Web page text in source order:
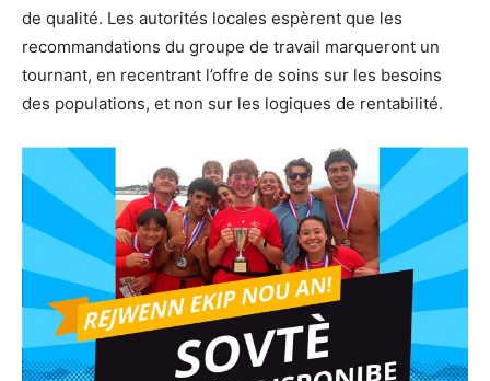
de qualité. Les autorités locales espèrent que les
recommandations du groupe de travail marqueront un
tournant, en recentrant l’offre de soins sur les besoins
des populations, et non sur les logiques de rentabilité.